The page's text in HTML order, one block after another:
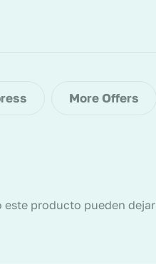
More Offers
producto pueden